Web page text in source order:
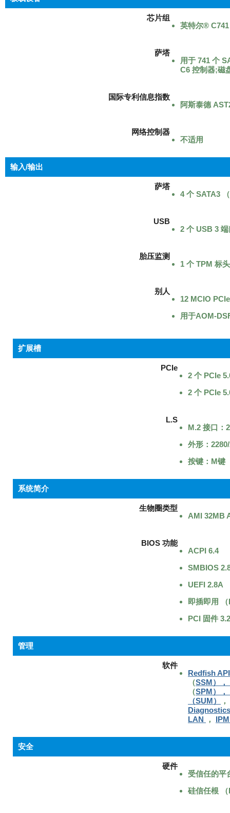
芯片组
英特尔® C741
萨塔
用于 741 个
C6 控制器;磁
国际专利信息指数
阿斯泰德
网络控制器
不适用
输入/输出
萨塔
4 个 SATA3
USB
2 个 USB 3
胎压监测
1 个 TPM 标头
别人
12 MCIO
用于AOM-
扩展槽
PCIe
2 个 PCIe
2 个 PCIe
L.S
M.2 接口：
外形：
按键：M键
系统简介
生物圈类型
AMI 32MB
BIOS 功能
ACPI 6.4
SMBIOS
UEFI 2.8A
即插即用
PCI 固件 3.2
管理
软件
Redfish API
（SSM）
（SPM）
（SUM）
，
LAN
，
安全
硬件
受信任的平
硅信任根